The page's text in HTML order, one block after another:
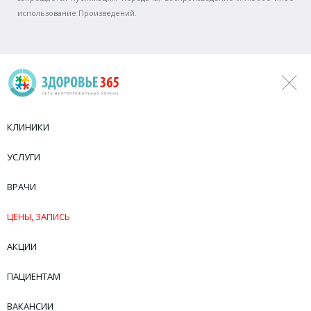
использование Произведений.
КЛИНИКИ
УСЛУГИ
ВРАЧИ
ЦЕНЫ, ЗАПИСЬ
АКЦИИ
ПАЦИЕНТАМ
ВАКАНСИИ